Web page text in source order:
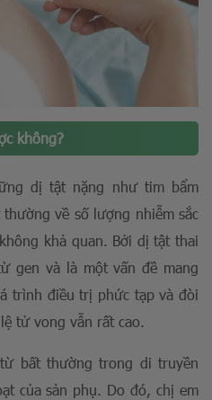
không?
dị tật nặng như tim bẩm
về số lượng nhiễm sắc
khả quan. Bởi dị tật thai
gen và là một vấn đề mang
trình điều trị phức tạp và đòi
tử vong vẫn rất cao.
bất thường trong di truyền
của sản phụ. Do đó, chị em